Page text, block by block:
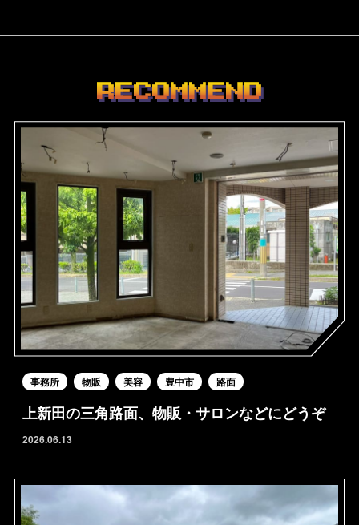
RECOMMEND
事務所 物販 美容 豊中市 路面
上新田の三角路面、物販・サロンなどにどうぞ
2026.06.13